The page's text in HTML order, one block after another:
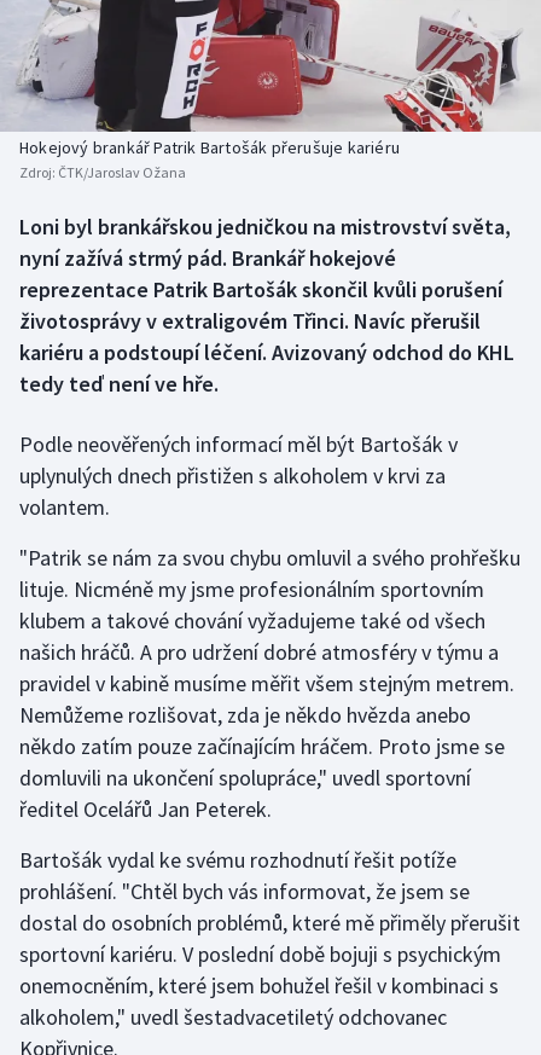
Basketbal
Biatlon
Boby a skeleton
Box
Dostihy
Florbal
Futsal
Golf
Gymnastika
Házená
Jezdectví
Judo
Krasobruslení
Lezení
Lyže a snowboard
Moderní pětiboj
Motorsport
Historické návraty
Aplikace ČT sport
AZ kvíz
Hokejový brankář Patrik Bartošák přerušuje kariéru
Zdroj: ČTK/Jaroslav Ožana
Loni byl brankářskou jedničkou na mistrovství světa,
nyní zažívá strmý pád. Brankář hokejové
reprezentace Patrik Bartošák skončil kvůli porušení
životosprávy v extraligovém Třinci. Navíc přerušil
kariéru a podstoupí léčení. Avizovaný odchod do KHL
tedy teď není ve hře.
Podle neověřených informací měl být Bartošák v
uplynulých dnech přistižen s alkoholem v krvi za
volantem.
"Patrik se nám za svou chybu omluvil a svého prohřešku
lituje. Nicméně my jsme profesionálním sportovním
klubem a takové chování vyžadujeme také od všech
našich hráčů. A pro udržení dobré atmosféry v týmu a
pravidel v kabině musíme měřit všem stejným metrem.
Nemůžeme rozlišovat, zda je někdo hvězda anebo
někdo zatím pouze začínajícím hráčem. Proto jsme se
domluvili na ukončení spolupráce," uvedl sportovní
ředitel Ocelářů Jan Peterek.
Bartošák vydal ke svému rozhodnutí řešit potíže
prohlášení. "Chtěl bych vás informovat, že jsem se
dostal do osobních problémů, které mě přiměly přerušit
sportovní kariéru. V poslední době bojuji s psychickým
onemocněním, které jsem bohužel řešil v kombinaci s
alkoholem," uvedl šestadvacetiletý odchovanec
Kopřivnice.